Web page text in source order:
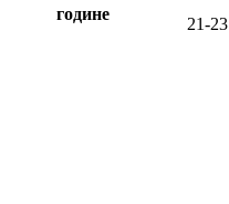
године
21-23